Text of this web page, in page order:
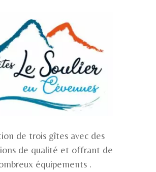
de trois gîtes avec des
de qualité et offrant de
équipements .